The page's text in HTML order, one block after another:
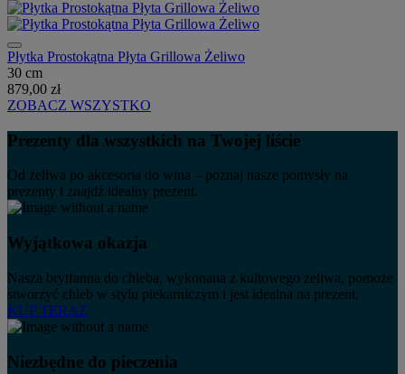
Płytka Prostokątna Płyta Grillowa Żeliwo
30 cm
879,00 zł
ZOBACZ WSZYSTKO
Prezenty dla wszystkich na Twojej liście
Od żeliwa po akcesoria do wina – poznaj nasze pomysły na
prezenty i znajdź idealny prezent.
Wyjątkowa okazja
Nasza brytfanna do chleba, wykonana z kultowego żeliwa, pomoże
stworzyć chleb w stylu piekarniczym i jest idealna na prezent.
KUP TERAZ
Niezbędne do pieczenia